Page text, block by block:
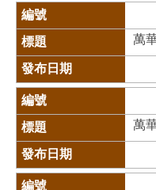
萬
萬